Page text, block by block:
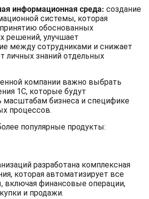
информационная среда: создание
системы, которая
обоснованных
решений, улучшает
между сотрудниками и снижает
личных знаний отдельных
компании важно выбрать
1С, которые будут
масштабам бизнеса и специфике
процессов.
популярные продукты:
разработана комплексная
которая автоматизирует все
включая финансовые операции,
и продажи.